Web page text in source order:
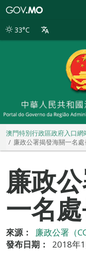
別
33°C
澳門特別行政區政府入口網
廉政公署揭發海關一名
廉政
一名
來源：
廉政公署（
發布日期：
2018年